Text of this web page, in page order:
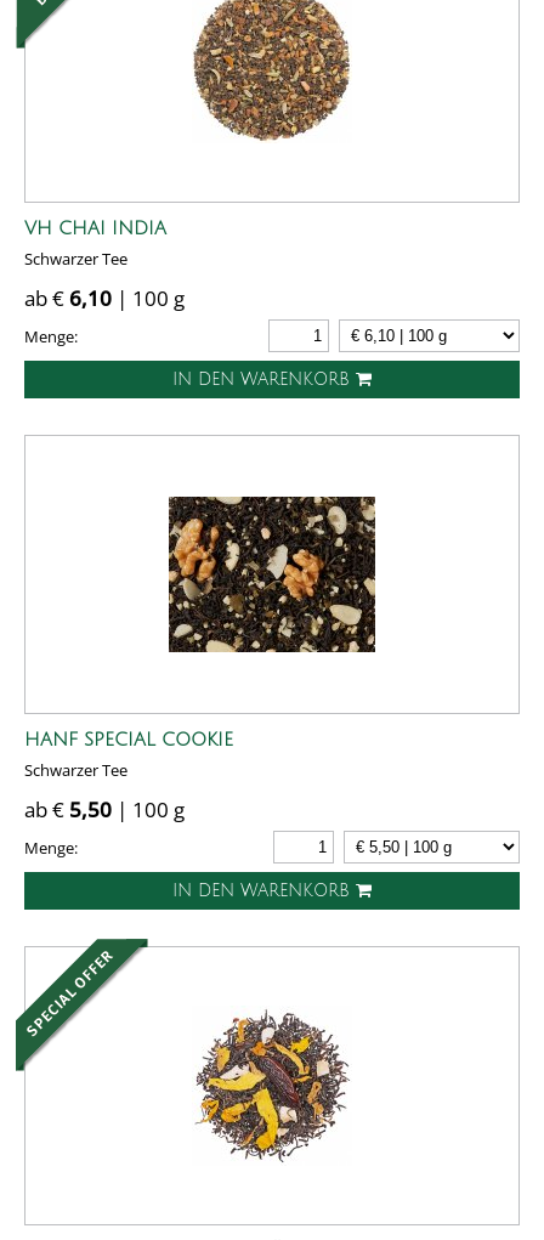
VH CHAI INDIA
Schwarzer Tee
ab €6,10 | 100 g
Menge:
IN DEN WARENKORB
HANF SPECIAL COOKIE
Schwarzer Tee
ab € 5,50 | 100 g
Menge:
IN DEN WARENKORB